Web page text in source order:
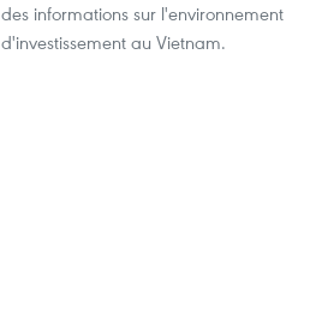
des informations sur l'environnement
d'investissement au Vietnam.